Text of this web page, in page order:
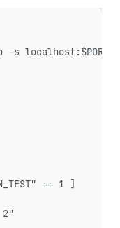
-s localhost:$PORT
== 1 ]
2"